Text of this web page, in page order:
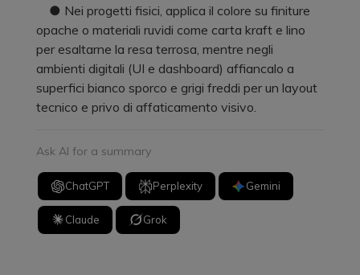
● Nei progetti fisici, applica il colore su finiture
opache o materiali ruvidi come carta kraft e lino
per esaltarne la resa terrosa, mentre negli
ambienti digitali (UI e dashboard) affiancalo a
superfici bianco sporco e grigi freddi per un layout
tecnico e privo di affaticamento visivo.
Ask AI for a summary
ChatGPT Perplexity Gemini
Claude Grok